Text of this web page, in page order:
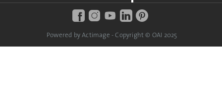
Powered by Actimage - Copyright © OAI 2025